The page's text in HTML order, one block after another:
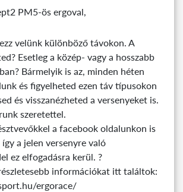
PM5-ös ergoval,
velünk különböző távokon. A
Esetleg a közép- vagy a hosszabb
Bármelyik is az, minden héten
és figyelheted ezen táv típusokon
és visszanézheted a versenyeket is.
szeretettel.
a facebook oldalunkon is
a jelen versenyre való
ez elfogadásra kerül. ?
információkat itt találtok:
ergorace/